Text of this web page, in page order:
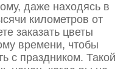
даже находясь в
километров от
заказать цветы
времени, чтобы
с праздником. Такой